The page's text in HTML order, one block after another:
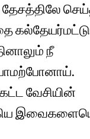
நீ
வேசியின்